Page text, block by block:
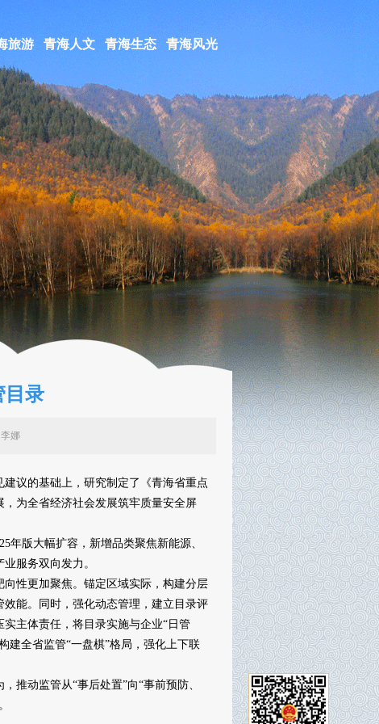
旅游 青海人文 青海生态 青海风光
目录
：李娜
议的基础上，研究制定了《青海省重点
为全省经济社会发展筑牢质量安全屏
版大幅扩容，新增品类聚焦新能源、
服务双向发力。
性更加聚焦。锚定区域实际，构建分层
能。同时，强化动态管理，建立目录评
主体责任，将目录实施与企业“日管
建全省监管“一盘棋”格局，强化上下联
动监管从“事后处置”向“事前预防、